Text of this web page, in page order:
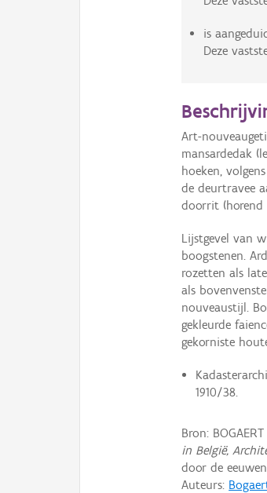
is
Deze
Art-
mansardedak
hoeken,
de deurtravee
doorrit (horend
Lijstgevel van
boogstenen.
rozetten als
als
nouveaustijl.
gekleurde
gekorniste
1910/38.
Bron: BOGAERT
in België,
door de
Auteurs: